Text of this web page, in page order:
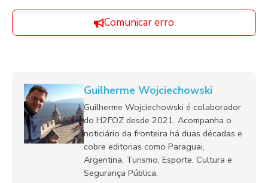
Comunicar erro
Guilherme Wojciechowski
Guilherme Wojciechowski é colaborador
do H2FOZ desde 2021. Acompanha o
noticiário da fronteira há duas décadas e
cobre editorias como Paraguai,
Argentina, Turismo, Esporte, Cultura e
Segurança Pública.